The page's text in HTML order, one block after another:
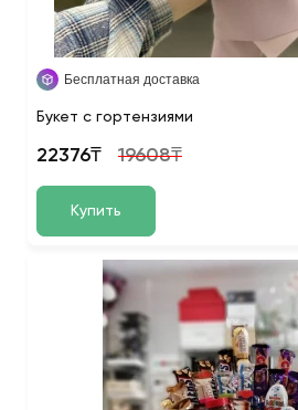
Бесплатная доставка
Букет с гортензиями
22376₸ 19608₸
Купить